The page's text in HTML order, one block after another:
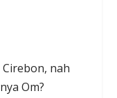
nah
Om?